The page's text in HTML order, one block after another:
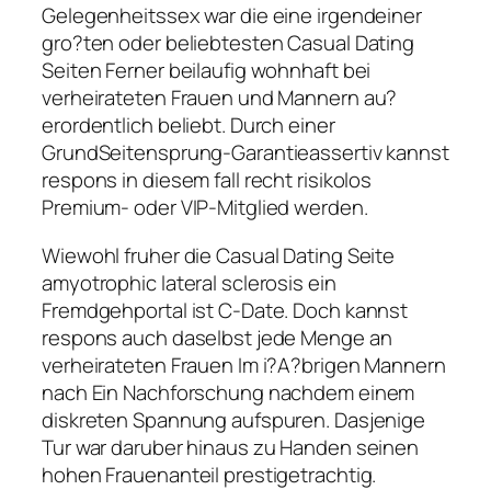
Gelegenheitssex war die eine irgendeiner
gro?ten oder beliebtesten Casual Dating
Seiten Ferner beilaufig wohnhaft bei
verheirateten Frauen und Mannern au?
erordentlich beliebt. Durch einer
GrundSeitensprung-Garantieassertiv kannst
respons in diesem fall recht risikolos
Premium- oder VIP-Mitglied werden.
Wiewohl fruher die Casual Dating Seite
amyotrophic lateral sclerosis ein
Fremdgehportal ist C-Date. Doch kannst
respons auch daselbst jede Menge an
verheirateten Frauen Im i?A?brigen Mannern
nach Ein Nachforschung nachdem einem
diskreten Spannung aufspuren. Dasjenige
Tur war daruber hinaus zu Handen seinen
hohen Frauenanteil prestigetrachtig.